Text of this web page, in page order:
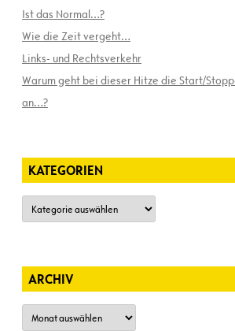
Ist das Normal…?
Wie die Zeit vergeht…
Links- und Rechtsverkehr
Warum geht bei dieser Hitze die Start/
an…?
KATEGORIEN
Kategorien
ARCHIV
Archiv